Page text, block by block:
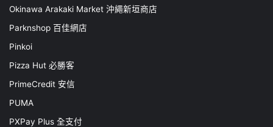
Okinawa Arakaki Market 沖繩新垣商店
Parknshop 百佳網店
Pinkoi
Pizza Hut 必勝客
PrimeCredit 安信
PUMA
PXPay Plus 全支付